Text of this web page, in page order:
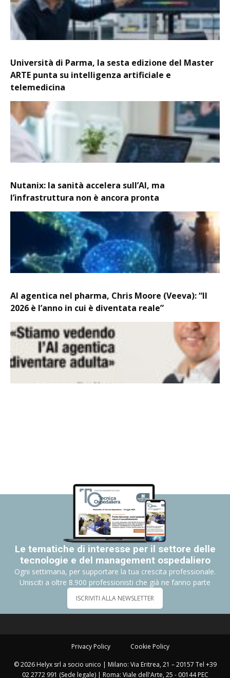
Università di Parma, la sesta edizione del Master
ARTE punta su intelligenza artificiale e
telemedicina
Nutanix: la sanità accelera sull’AI, ma
l’infrastruttura non è ancora pronta
AI agentica nel pharma, Chris Moore (Veeva): “Il
2026 è l’anno in cui è diventata reale”
Le tematiche di interesse per il settore delle
tecnologie e del management ospedaliero
Ogni settimana, per supportare la tua crescita professionale.
Unisciti a oltre 8.900 professionisti che già ne fanno parte
ISCRIVITI ALLA NEWSLETTER
Privacy Policy Cookie Policy
© 2026 Helyx srl a socio unico | Milano: Via Eritrea, 21 – 20157 Tel +39
02 2772 991 (Sede legale) | Roma: Viale dell'Arte, 25 - 00144 PEC